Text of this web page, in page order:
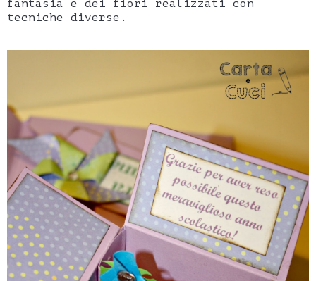
fantasia e dei fiori realizzati con
tecniche diverse.